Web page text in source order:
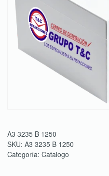
A3 3235 B 1250
SKU: A3 3235 B 1250
Categoría: Catalogo